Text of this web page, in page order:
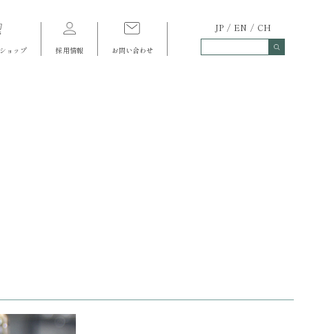
ョップ 採用情報 お問い合わせ
JP EN CH